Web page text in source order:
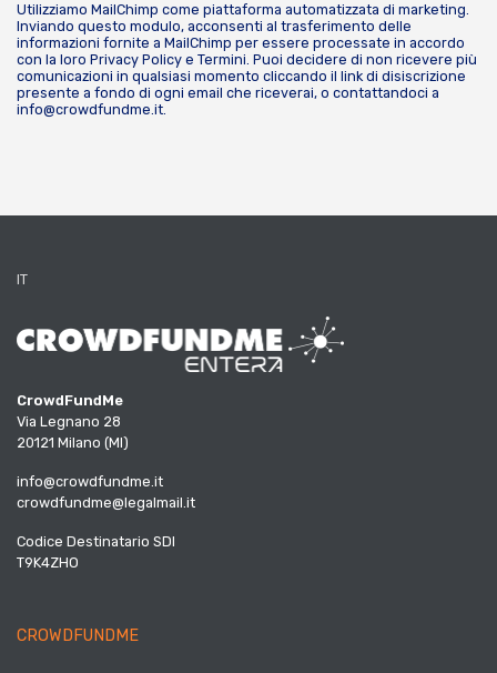
Utilizziamo MailChimp come piattaforma automatizzata di marketing.
Inviando questo modulo, acconsenti al trasferimento delle
informazioni fornite a MailChimp per essere processate in accordo
con la loro Privacy Policy e Termini. Puoi decidere di non ricevere più
comunicazioni in qualsiasi momento cliccando il link di disiscrizione
presente a fondo di ogni email che riceverai, o contattandoci a
info@crowdfundme.it.
IT
CrowdFundMe
Via Legnano 28
20121 Milano (MI)
info@crowdfundme.it
crowdfundme@legalmail.it
Codice Destinatario SDI
T9K4ZHO
CROWDFUNDME